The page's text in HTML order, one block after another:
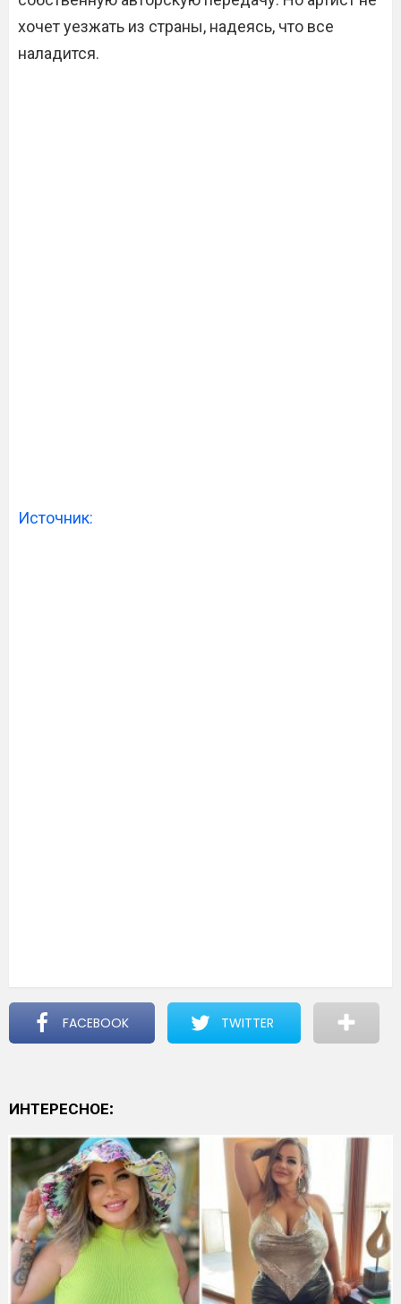
хочет уезжать из страны, надеясь, что все
наладится.
Источник:
FACEBOOK TWITTER
ИНТЕРЕСНОЕ: